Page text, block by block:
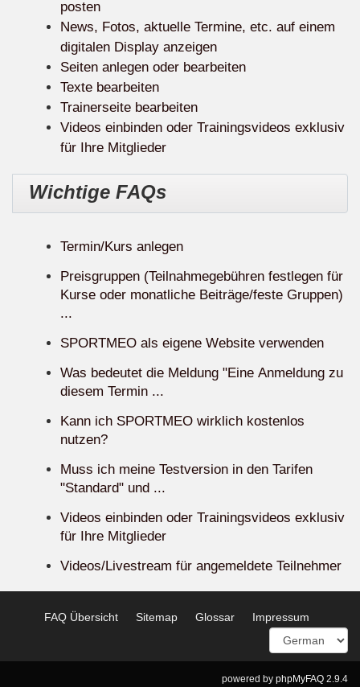
posten
News, Fotos, aktuelle Termine, etc. auf einem
digitalen Display anzeigen
Seiten anlegen oder bearbeiten
Texte bearbeiten
Trainerseite bearbeiten
Videos einbinden oder Trainingsvideos exklusiv
für Ihre Mitglieder
Wichtige FAQs
Termin/Kurs anlegen
Preisgruppen (Teilnahmegebühren festlegen für
Kurse oder monatliche Beiträge/feste Gruppen)
...
SPORTMEO als eigene Website verwenden
Was bedeutet die Meldung "Eine Anmeldung zu
diesem Termin ...
Kann ich SPORTMEO wirklich kostenlos
nutzen?
Muss ich meine Testversion in den Tarifen
"Standard" und ...
Videos einbinden oder Trainingsvideos exklusiv
für Ihre Mitglieder
Videos/Livestream für angemeldete Teilnehmer
FAQ Übersicht Sitemap Glossar Impressum
powered by phpMyFAQ 2.9.4